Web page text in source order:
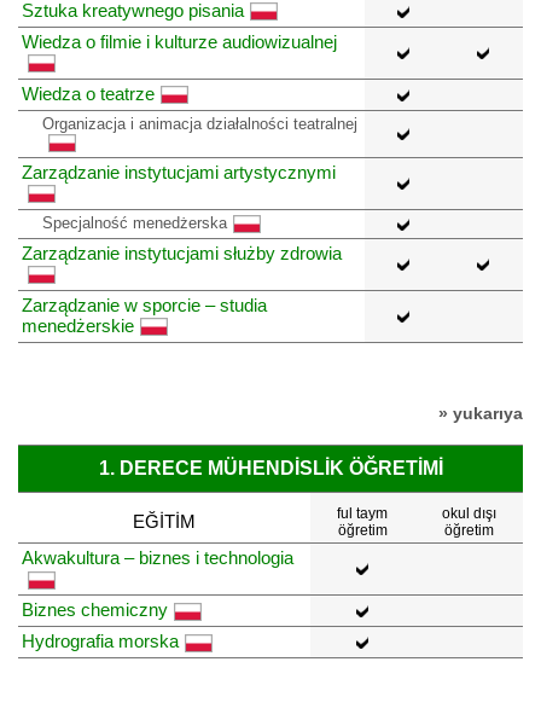
Sztuka kreatywnego pisania
Wiedza o filmie i kulturze audiowizualnej
Wiedza o teatrze
Organizacja i animacja działalności teatralnej
Zarządzanie instytucjami artystycznymi
Specjalność menedżerska
Zarządzanie instytucjami służby zdrowia
Zarządzanie w sporcie – studia
menedżerskie
» yukarıya
1. DERECE MÜHENDISLIK ÖĞRETIMI
EĞITIM
ful taym
öğretim
okul dışı
öğretim
Akwakultura – biznes i technologia
Biznes chemiczny
Hydrografia morska